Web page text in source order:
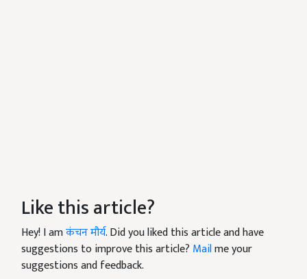
Like this article?
Hey! I amकंचन मौर्य. Did you liked this article and have
suggestions to improve this article? Mailme your
suggestions and feedback.